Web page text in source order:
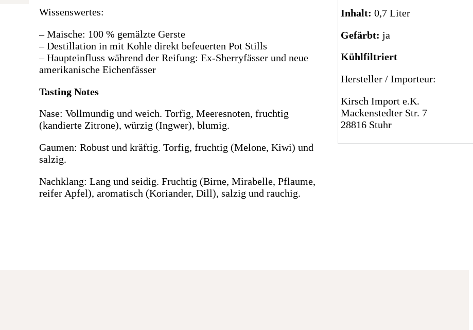
Wissenswertes:
– Maische: 100 % gemälzte Gerste
– Destillation in mit Kohle direkt befeuerten Pot Stills
– Haupteinfluss während der Reifung: Ex-Sherryfässer und neue
amerikanische Eichenfässer
Tasting Notes
Nase: Vollmundig und weich. Torfig, Meeresnoten, fruchtig
(kandierte Zitrone), würzig (Ingwer), blumig.
Gaumen: Robust und kräftig. Torfig, fruchtig (Melone, Kiwi) und
salzig.
Nachklang: Lang und seidig. Fruchtig (Birne, Mirabelle, Pflaume,
reifer Apfel), aromatisch (Koriander, Dill), salzig und rauchig.
Inhalt: 0,7 Liter
Gefärbt: ja
Kühlfiltriert
Hersteller / Importeur:
Kirsch Import e.K.
Mackenstedter Str. 7
28816 Stuhr